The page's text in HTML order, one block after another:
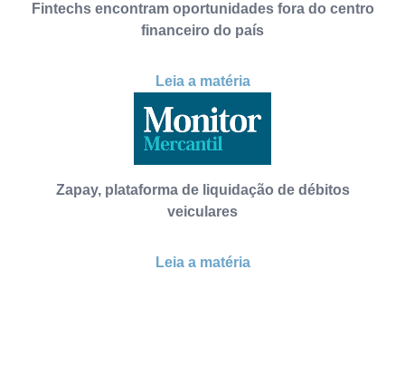
Fintechs encontram oportunidades fora do centro
financeiro do país
Leia a matéria
Zapay, plataforma de liquidação de débitos
veiculares
Leia a matéria